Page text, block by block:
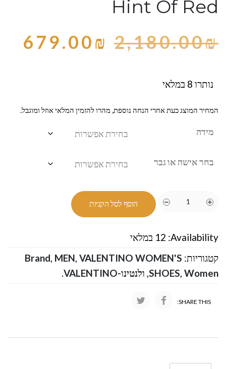
Hint Of Red
2,180.00₪
679.00₪
נותרו 8 במלאי
המחיר המוצג כעת אחרי הנחה נוספת, מהרו להזמין המלאי אוזל ומוגבל.
מידה
בחר אישה או גבר
הוסף לסל הקניות
Availability: 12 במלאי
קטגוריות:
Brand, MEN, VALENTINO WOMEN'S
SHOES, Women
, ולנטינו-VALENTINO .
SHARE THIS: